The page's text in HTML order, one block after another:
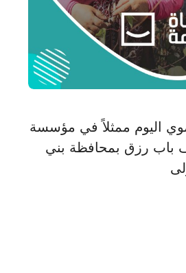
اليوم ممثلاً في مؤسسة
و جمعية الأورمان فعاليات المرحلة الأولى من مبادرة 600 ألف باب رزق بمحافظة بني